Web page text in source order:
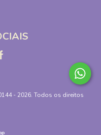
- 2026. Todos os direitos